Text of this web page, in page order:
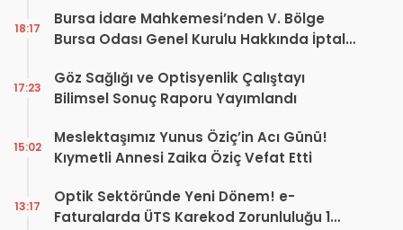
Bursa İdare Mahkemesi’nden V. Bölge
Bursa Odası Genel Kurulu Hakkında İptal
18:17
Göz Sağlığı ve Optisyenlik Çalıştayı
Bilimsel Sonuç Raporu Yayımlandı
17:23
Meslektaşımız Yunus Öziç’in Acı Günü!
Kıymetli Annesi Zaika Öziç Vefat Etti
15:02
Optik Sektöründe Yeni Dönem! e-
Faturalarda ÜTS Karekod Zorunluluğu 1
13:17